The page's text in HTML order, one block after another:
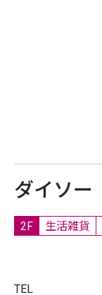
ダイソー
2F 生活雑貨
TEL